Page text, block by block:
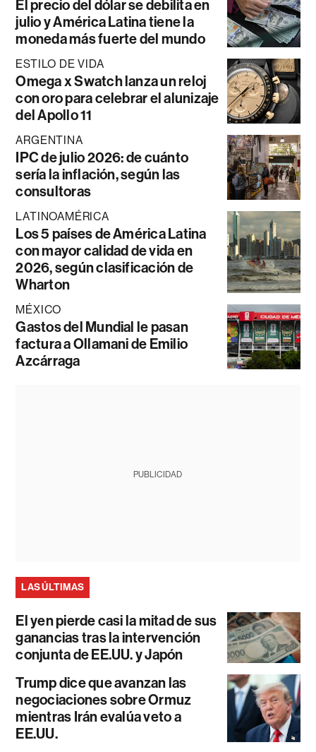
El precio del dólar se debilita en
julio y América Latina tiene la
moneda más fuerte del mundo
ESTILO DE VIDA
Omega x Swatch lanza un reloj
con oro para celebrar el alunizaje
del Apollo 11
ARGENTINA
IPC de julio 2026: de cuánto
sería la inflación, según las
consultoras
LATINOAMÉRICA
Los 5 países de América Latina
con mayor calidad de vida en
2026, según clasificación de
Wharton
MÉXICO
Gastos del Mundial le pasan
factura a Ollamani de Emilio
Azcárraga
PUBLICIDAD
LAS ÚLTIMAS
El yen pierde casi la mitad de sus
ganancias tras la intervención
conjunta de EE.UU. y Japón
Trump dice que avanzan las
negociaciones sobre Ormuz
mientras Irán evalúa veto a
EE.UU.